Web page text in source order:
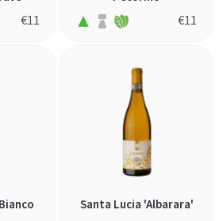
€11 €11
Santa Lucia 'Albarara'